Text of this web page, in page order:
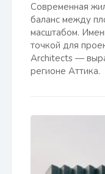
Современная
баланс между
масштабом.
точкой для
Architects —
регионе Аттика.